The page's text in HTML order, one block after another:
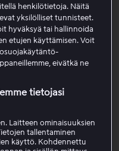
seuraavasti:
Pakettitiedot
ohjeita sen mukaan,
kautta.
henkilötietoja. Näitä
yksilölliset tunnisteet.
hyväksyä tai hallinnoida
etujen käyttämisen. Voit
eivätkä ne
tietojasi
Laitteen ominaisuuksien
tallentaminen
käyttö. Kohdennettu